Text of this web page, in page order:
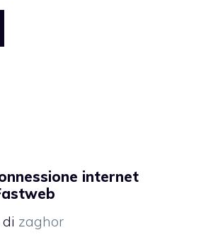
internet
di zaghor